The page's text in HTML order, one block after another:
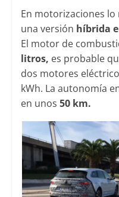
En motorizaciones lo
una versión híbrida
El motor de
litros, es probable
dos motores
kWh. La autonomía
en unos 50 km.